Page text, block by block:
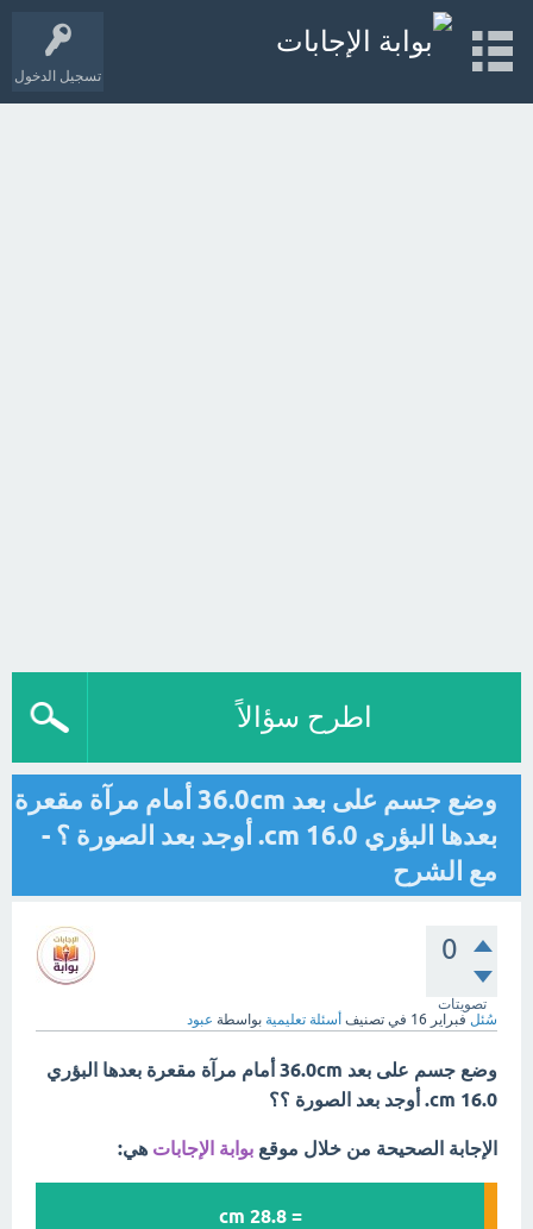
تسجيل الدخول
اطرح سؤالاً
وضع جسم على بعد 36.0cm أمام مرآة مقعرة
بعدها البؤري cm 16.0. أوجد بعد الصورة ؟ -
مع الشرح
0
تصويتات
سُئل فبراير 16 في تصنيف أسئلة تعليمية بواسطة عبود
وضع جسم على بعد 36.0cm أمام مرآة مقعرة بعدها البؤري
cm 16.0. أوجد بعد الصورة ؟؟
الإجابة الصحيحة من خلال موقع بوابة الإجابات هي:
= 28.8 cm